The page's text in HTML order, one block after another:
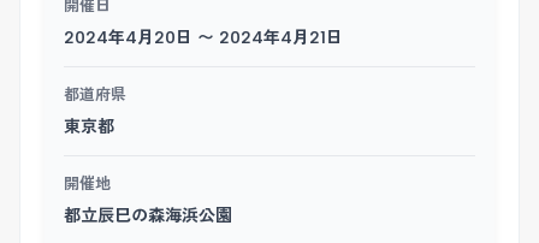
開催日
2024年4月20日 〜 2024年4月21日
都道府県
東京都
開催地
都立辰巳の森海浜公園